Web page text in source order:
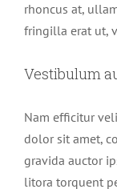
rhoncus at,
fringilla erat ut,
Vestibulum
Nam efficitur
dolor sit amet,
gravida auctor
litora torquent